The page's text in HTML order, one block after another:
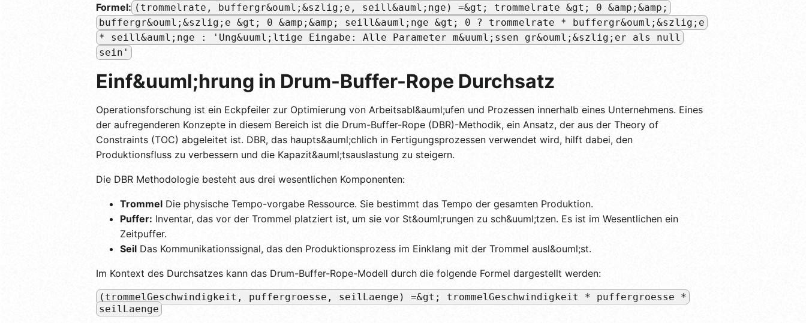
Formel: (trommelrate, buffergr&ouml;&szlig;e, seill&auml;nge) =&gt; trommelrate &gt; 0 &amp;&amp;
buffergr&ouml;&szlig;e &gt; 0 &amp;&amp; seill&auml;nge &gt; 0 ? trommelrate * buffergr&ouml;&szlig;e
* seill&auml;nge : 'Ung&uuml;ltige Eingabe: Alle Parameter m&uuml;ssen gr&ouml;&szlig;er als null
sein'
Einf&uuml;hrung in Drum-Buffer-Rope Durchsatz
Operationsforschung ist ein Eckpfeiler zur Optimierung von Arbeitsabl&auml;ufen und Prozessen innerhalb eines Unternehmens. Eines
der aufregenderen Konzepte in diesem Bereich ist die Drum-Buffer-Rope (DBR)-Methodik, ein Ansatz, der aus der Theory of
Constraints (TOC) abgeleitet ist. DBR, das haupts&auml;chlich in Fertigungsprozessen verwendet wird, hilft dabei, den
Produktionsfluss zu verbessern und die Kapazit&auml;tsauslastung zu steigern.
Die DBR Methodologie besteht aus drei wesentlichen Komponenten:
Trommel Die physische Tempo-vorgabe Ressource. Sie bestimmt das Tempo der gesamten Produktion.
Puffer: Inventar, das vor der Trommel platziert ist, um sie vor St&ouml;rungen zu sch&uuml;tzen. Es ist im Wesentlichen ein
Zeitpuffer.
Seil Das Kommunikationssignal, das den Produktionsprozess im Einklang mit der Trommel ausl&ouml;st.
Im Kontext des Durchsatzes kann das Drum-Buffer-Rope-Modell durch die folgende Formel dargestellt werden:
(trommelGeschwindigkeit, puffergroesse, seilLaenge) =&gt; trommelGeschwindigkeit * puffergroesse *
seilLaenge